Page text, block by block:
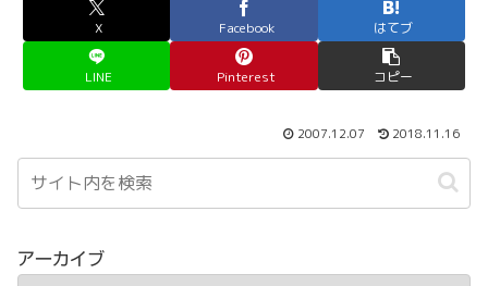
X Facebook はてブ
LINE Pinterest コピー
2007.12.07 2018.11.16
アーカイブ